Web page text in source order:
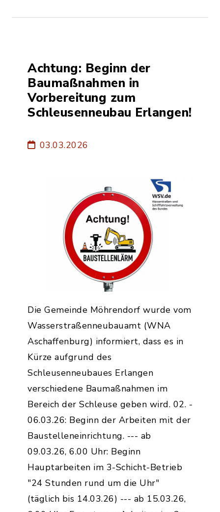
Achtung: Beginn der
Baumaßnahmen in
Vorbereitung zum
Schleusenneubau Erlangen!
03.03.2026
Die Gemeinde Möhrendorf wurde vom
Wasserstraßenneubauamt (WNA
Aschaffenburg) informiert, dass es in
Kürze aufgrund des
Schleusenneubaues Erlangen
verschiedene Baumaßnahmen im
Bereich der Schleuse geben wird. 02. -
06.03.26: Beginn der Arbeiten mit der
Baustelleneinrichtung. --- ab
09.03.26, 6.00 Uhr: Beginn
Hauptarbeiten im 3-Schicht-Betrieb
"24 Stunden rund um die Uhr"
(täglich bis 14.03.26) --- ab 15.03.26,